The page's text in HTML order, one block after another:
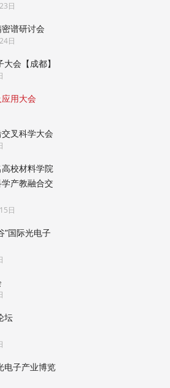
日
谱研讨会
日
会【成都】
用大会
叉科学大会
校材料学院
产教融合交
日
”国际光电子
坛
电子产业博览